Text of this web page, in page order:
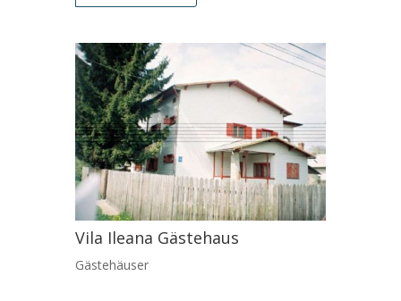
Vila Ileana Gästehaus
Gästehäuser